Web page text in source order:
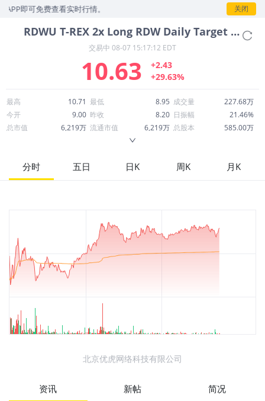
可免费查看实时行情。 关闭
RDWU T-REX 2x Long RDW Daily Target ETF
交易中 08-07 15:17:12 EDT
10.63
+2.43
+29.63%
最高 10.71 最低 8.95 成交量
227.68万
今开
9.00 昨收 8.20 日振幅
21.46%
总市值
6,219万 流通市值 6,219万 总股本
585.00万
52周最高
59.29 市盈率
股息
分时 五日 日K 周K 月K
北京优虎网络科技有限公司
资讯 新帖 简况